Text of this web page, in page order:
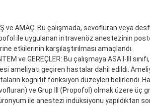
ve AMAÇ: Bu çalışmada, sevofluran veya
ile uygulanan intravenöz anestezinin
etkilerinin karşılaştırılması amaçlandı.
ve GEREÇLER: Bu çalışmaya ASA I-III
ameliyatı geçiren hastalar dahil edildi.
kognitif fonksiyon düzeyleri belirlendi.
ve Grup III (Propofol) olmak üzere üç
ile anestezi indüksiyonu yapıldıktan